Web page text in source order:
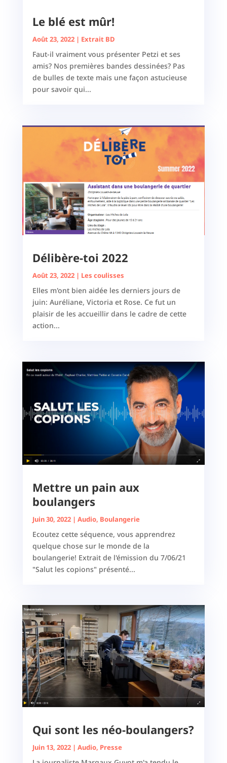
Le blé est mûr!
Août 23, 2022| Extrait BD
Faut-il vraiment vous présenter Petzi et ses
amis? Nos premières bandes dessinées? Pas
de bulles de texte mais une façon astucieuse
pour savoir qui...
Délibère-toi 2022
Août 23, 2022| Les coulisses
Elles m'ont bien aidée les derniers jours de
juin: Auréliane, Victoria et Rose. Ce fut un
plaisir de les accueillir dans le cadre de cette
action...
Mettre un pain aux
boulangers
Juin 30, 2022| Audio, Boulangerie
Ecoutez cette séquence, vous apprendrez
quelque chose sur le monde de la
boulangerie! Extrait de l'émission du 7/06/21
"Salut les copions" présenté...
Qui sont les néo-boulangers?
Juin 13, 2022| Audio, Presse